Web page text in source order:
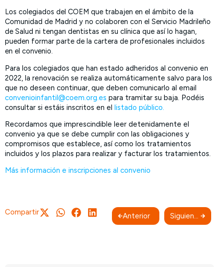
Los colegiados del COEM que trabajen en el ámbito de la
Comunidad de Madrid y no colaboren con el Servicio Madrileño
de Salud ni tengan dentistas en su clínica que así lo hagan,
pueden formar parte de la cartera de profesionales incluidos
en el convenio.
Para los colegiados que han estado adheridos al convenio en
2022, la renovación se realiza automáticamente salvo para los
que no deseen continuar, que deben comunicarlo al email
convenioinfantil@coem.org.es para tramitar su baja. Podéis
consultar si estáis inscritos en el listado público.
Recordamos que imprescindible leer detenidamente el
convenio ya que se debe cumplir con las obligaciones y
compromisos que establece, así como los tratamientos
incluidos y los plazos para realizar y facturar los tratamientos.
Más información e inscripciones al convenio
Compartir Anterior Siguiente